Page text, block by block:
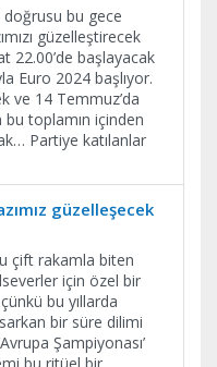
bu gece
güzelleştirecek
22.00’de başlayacak
Euro 2024 başlıyor.
ve 14 Temmuz’da
toplamın içinden
Partiye katılanlar
güzelleşecek
çift rakamla biten
için özel bir
bu yıllarda
bir süre dilimi
Şampiyonası’